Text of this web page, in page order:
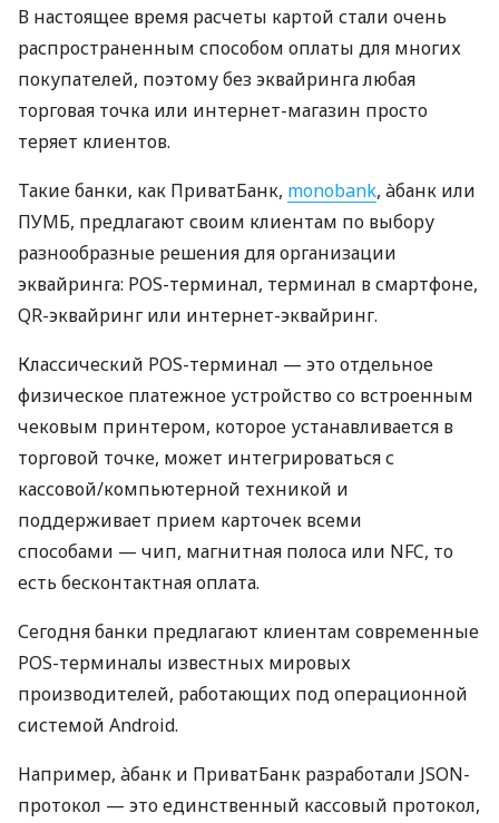
В настоящее время расчеты картой стали очень
распространенным способом оплаты для многих
покупателей, поэтому без эквайринга любая
торговая точка или интернет-магазин просто
теряет клиентов.
Такие банки, как ПриватБанк, monobank, àбанк или
ПУМБ, предлагают своим клиентам по выбору
разнообразные решения для организации
эквайринга: POS-терминал, терминал в смартфоне,
QR-эквайринг или интернет-эквайринг.
Классический POS-терминал — это отдельное
физическое платежное устройство со встроенным
чековым принтером, которое устанавливается в
торговой точке, может интегрироваться с
кассовой/компьютерной техникой и
поддерживает прием карточек всеми
способами — чип, магнитная полоса или NFC, то
есть бесконтактная оплата.
Сегодня банки предлагают клиентам современные
POS-терминалы известных мировых
производителей, работающих под операционной
системой Android.
Например, àбанк и ПриватБанк разработали JSON-
протокол — это единственный кассовый протокол,